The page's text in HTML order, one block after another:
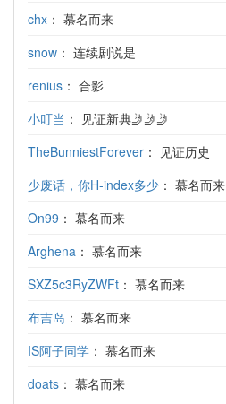
chx ： 慕名而来
snow ： 连续剧说是
renius ： 合影
小叮当 ： 见证新典🤳🤳🤳
TheBunniestForever ： 见证历史
少废话，你H-index多少 ： 慕名而来
On99 ： 慕名而来
Arghena ： 慕名而来
SXZ5c3RyZWFt ： 慕名而来
布吉岛 ： 慕名而来
IS阿子同学 ： 慕名而来
doats ： 慕名而来